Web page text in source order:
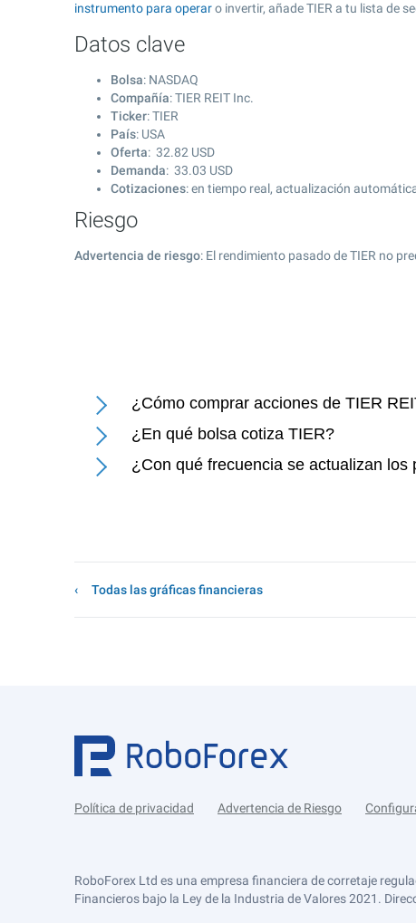
instrumento para operaro invertir, añade TIER a tu lista de
Datos clave
Bolsa: NASDAQ
Compañía: TIER REIT Inc.
Ticker: TIER
País: USA
Oferta: 32.82 USD
Demanda: 33.03 USD
Cotizaciones: en tiempo real, actualización
Riesgo
Advertencia de riesgo: El rendimiento pasado de TIER no
¿Cómo comprar acciones de TIER
¿En qué bolsa cotiza TIER?
¿Con qué frecuencia se actualizan los
Todas las gráficas financieras
Política de privacidad Advertencia de Riesgo
RoboForex Ltd es una empresa financiera de corretaje
Financieros bajo la Ley de la Industria de Valores 2021.